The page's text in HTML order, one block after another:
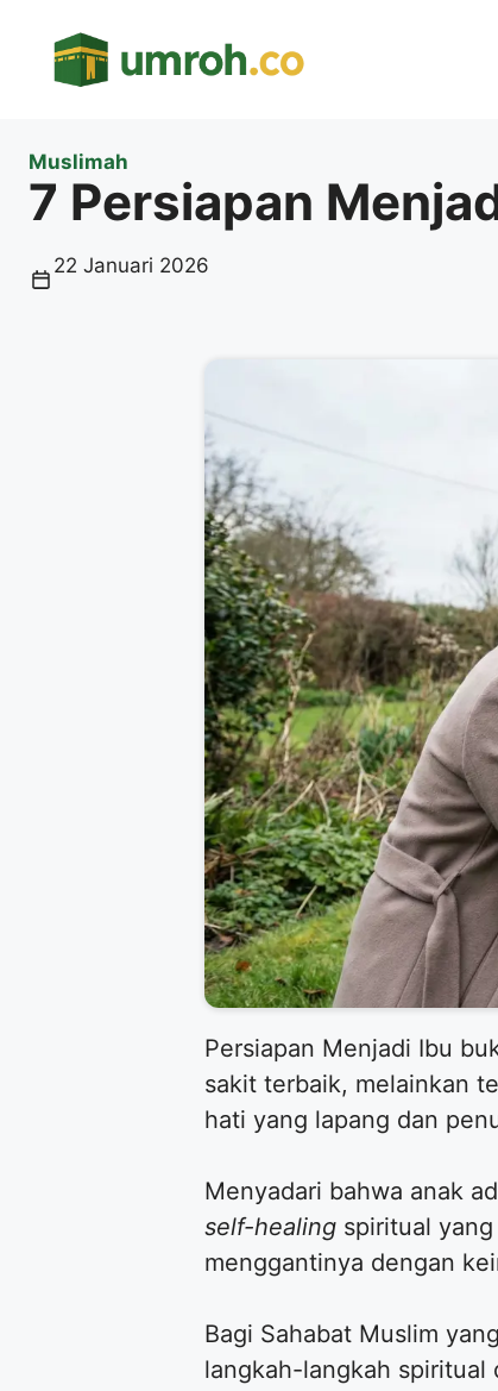
Muslimah
7 Persiapan
22 Januari 2026
​Persiapan Menjadi Ibu
sakit terbaik, melainkan
hati yang lapang dan
Menyadari bahwa anak
self-healing spiritual
menggantinya dengan
​Bagi Sahabat Muslim
langkah-langkah spiritual